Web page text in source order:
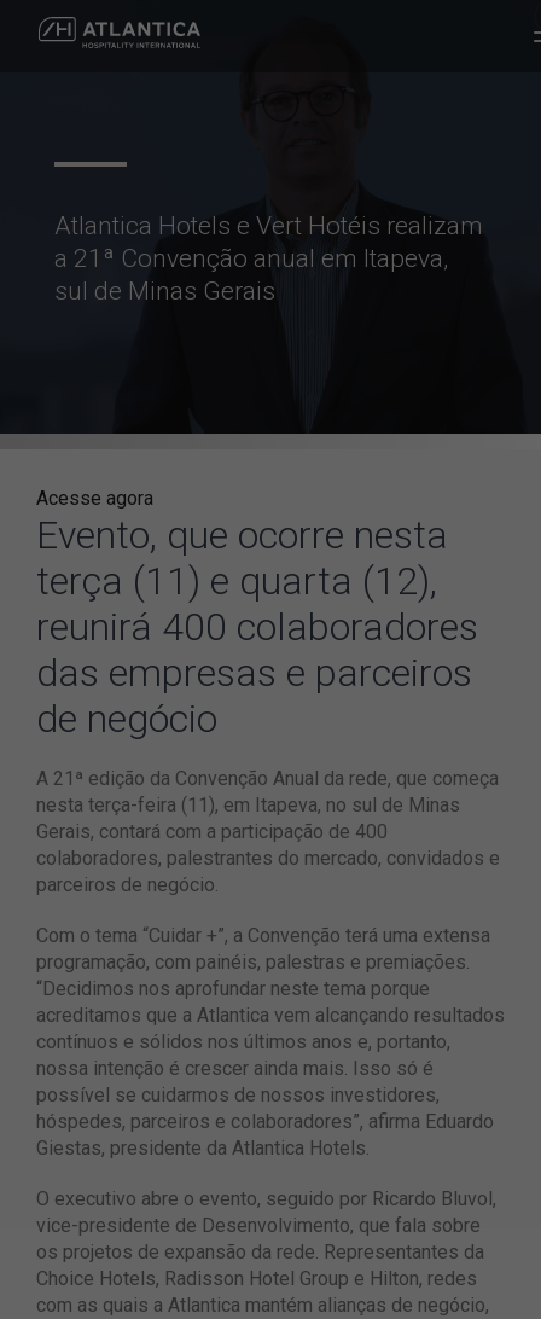
Atlantica Hotels e Vert Hotéis realizam
a 21ª Convenção anual em Itapeva,
sul de Minas Gerais
Acesse agora
Evento, que ocorre nesta
terça (11) e quarta (12),
reunirá 400 colaboradores
das empresas e parceiros
de negócio
A 21ª edição da Convenção Anual da rede, que começa
nesta terça-feira (11), em Itapeva, no sul de Minas
Gerais, contará com a participação de 400
colaboradores, palestrantes do mercado, convidados e
parceiros de negócio.
Com o tema “Cuidar +”, a Convenção terá uma extensa
programação, com painéis, palestras e premiações.
“Decidimos nos aprofundar neste tema porque
acreditamos que a Atlantica vem alcançando resultados
contínuos e sólidos nos últimos anos e, portanto,
nossa intenção é crescer ainda mais. Isso só é
possível se cuidarmos de nossos investidores,
hóspedes, parceiros e colaboradores”, afirma Eduardo
Giestas, presidente da Atlantica Hotels.
O executivo abre o evento, seguido por Ricardo Bluvol,
vice-presidente de Desenvolvimento, que fala sobre
os projetos de expansão da rede. Representantes da
Choice Hotels, Radisson Hotel Group e Hilton, redes
com as quais a Atlantica mantém alianças de negócio,